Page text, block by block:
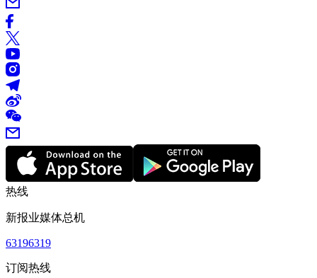
热线
新报业媒体总机
63196319
订阅热线